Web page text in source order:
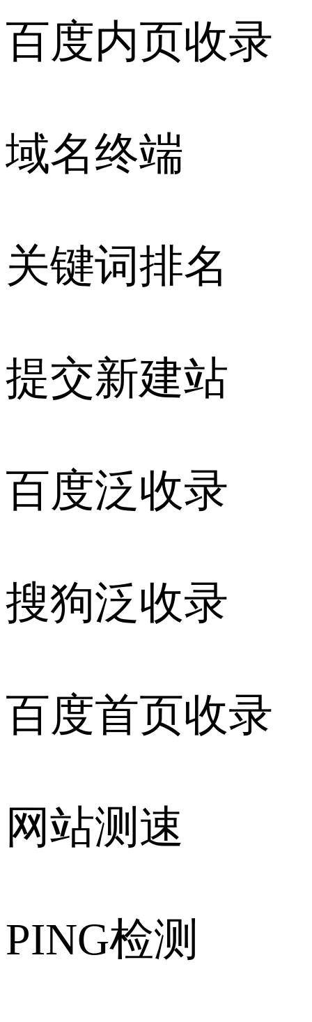
百度内页收录
域名终端
关键词排名
提交新建站
百度泛收录
搜狗泛收录
百度首页收录
网站测速
PING检测